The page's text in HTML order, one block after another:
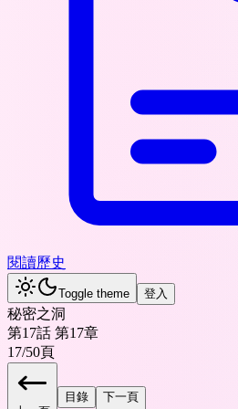
閱讀歷史
Toggle theme 登入
秘密之洞
第17話 第17章
17/50頁
目錄 下一頁